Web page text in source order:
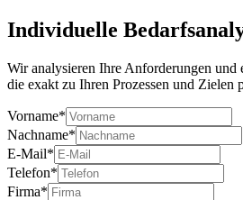
Individuelle
Wir analysieren Ihre Anforderungen und
die exakt zu Ihren Prozessen und Zielen
Vorname*
Nachname*
E-Mail*
Telefon*
Firma*